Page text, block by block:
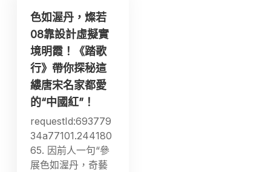
色如渥丹，燦若
08靠設計虛擬實
境明霞！《踏歌
行》帶你探秘這
縷唐宋名家都愛
的“中國紅”！
requestId:693779
34a77101.244180
65. 因前人一句“參
展色如渥丹，奇藝